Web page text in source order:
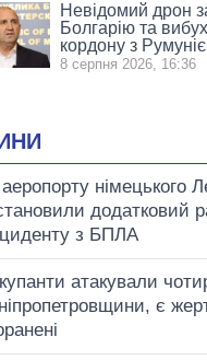
Невідомий дрон
Болгарію та
кордону з
8 серпня 2026, 16:36
німецького
додатковий
з БПЛА
атакували
є